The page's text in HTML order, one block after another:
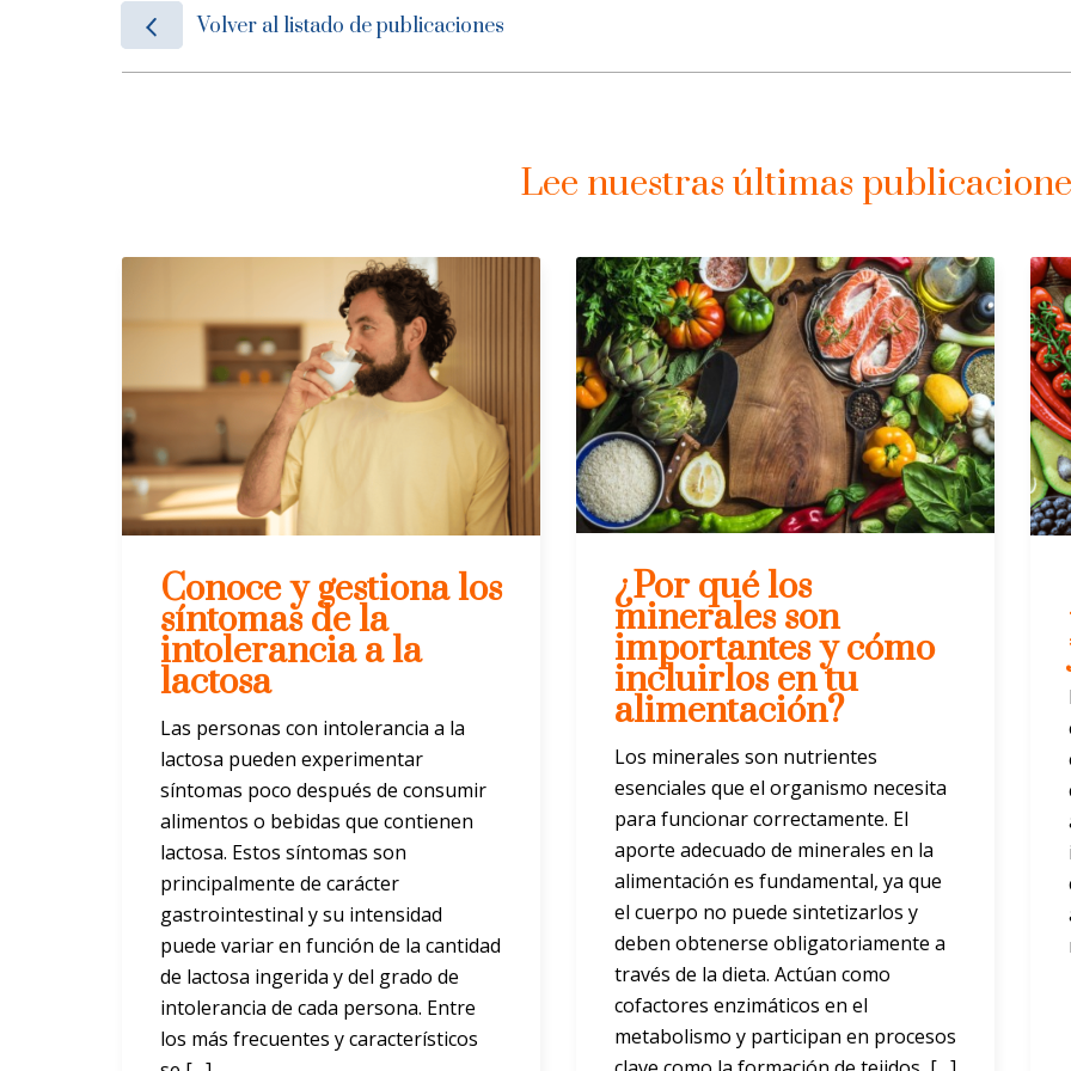
Volver al listado de publicaciones
Lee nuestras últimas
Conoce y gestiona los
síntomas de la
intolerancia a la
lactosa
Las personas con intolerancia a la
lactosa pueden experimentar
síntomas poco después de consumir
alimentos o bebidas que contienen
lactosa. Estos síntomas son
principalmente de carácter
gastrointestinal y su intensidad
puede variar en función de la cantidad
de lactosa ingerida y del grado de
intolerancia de cada persona. Entre
los más frecuentes y característicos
¿Por qué los
minerales son
importantes y cómo
incluirlos en tu
alimentación?
Los minerales son nutrientes
esenciales que el organismo necesita
para funcionar correctamente. El
aporte adecuado de minerales en la
alimentación es fundamental, ya que
el cuerpo no puede sintetizarlos y
deben obtenerse obligatoriamente a
través de la dieta. Actúan como
cofactores enzimáticos en el
metabolismo y participan en procesos